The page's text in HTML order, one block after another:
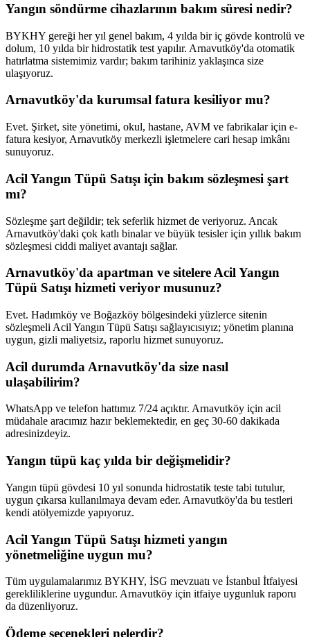
Yangın söndürme cihazlarının bakım süresi nedir?
BYKHY gereği her yıl genel bakım, 4 yılda bir iç gövde kontrolü ve
dolum, 10 yılda bir hidrostatik test yapılır. Arnavutköy'da otomatik
hatırlatma sistemimiz vardır; bakım tarihiniz yaklaşınca size
ulaşıyoruz.
Arnavutköy'da kurumsal fatura kesiliyor mu?
Evet. Şirket, site yönetimi, okul, hastane, AVM ve fabrikalar için e-
fatura kesiyor, Arnavutköy merkezli işletmelere cari hesap imkânı
sunuyoruz.
Acil Yangın Tüpü Satışı için bakım sözleşmesi şart
mı?
Sözleşme şart değildir; tek seferlik hizmet de veriyoruz. Ancak
Arnavutköy'daki çok katlı binalar ve büyük tesisler için yıllık bakım
sözleşmesi ciddi maliyet avantajı sağlar.
Arnavutköy'da apartman ve sitelere Acil Yangın
Tüpü Satışı hizmeti veriyor musunuz?
Evet. Hadımköy ve Boğazköy bölgesindeki yüzlerce sitenin
sözleşmeli Acil Yangın Tüpü Satışı sağlayıcısıyız; yönetim planına
uygun, gizli maliyetsiz, raporlu hizmet sunuyoruz.
Acil durumda Arnavutköy'da size nasıl
ulaşabilirim?
WhatsApp ve telefon hattımız 7/24 açıktır. Arnavutköy için acil
müdahale aracımız hazır beklemektedir, en geç 30-60 dakikada
adresinizdeyiz.
Yangın tüpü kaç yılda bir değişmelidir?
Yangın tüpü gövdesi 10 yıl sonunda hidrostatik teste tabi tutulur,
uygun çıkarsa kullanılmaya devam eder. Arnavutköy'da bu testleri
kendi atölyemizde yapıyoruz.
Acil Yangın Tüpü Satışı hizmeti yangın
yönetmeliğine uygun mu?
Tüm uygulamalarımız BYKHY, İSG mevzuatı ve İstanbul İtfaiyesi
gerekliliklerine uygundur. Arnavutköy için itfaiye uygunluk raporu
da düzenliyoruz.
Ödeme seçenekleri nelerdir?